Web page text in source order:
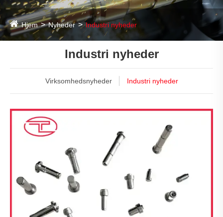
Hjem Nyheder Industri nyheder
Industri nyheder
Virksomhedsnyheder Industri nyheder